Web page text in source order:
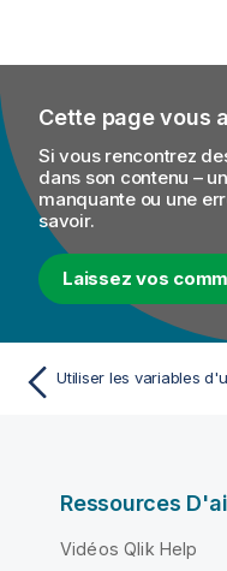
Cette page vous
Si vous rencontrez
dans son contenu –
manquante ou une
savoir.
Laissez vos
Ressources
Vidéos Qlik Help